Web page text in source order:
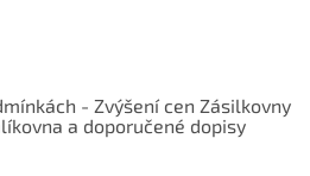
- Zvýšení cen Zásilkovny
a doporučené dopisy